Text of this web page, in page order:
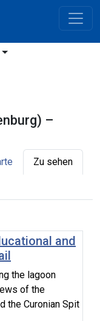
–
Zu sehen
and
the lagoon
of the
the Curonian Spit